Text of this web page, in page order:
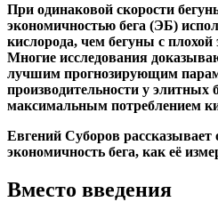
При одинаковой скорости
экономичностью бега (ЭБ)
кислорода, чем бегуны с
Многие исследования
лучшим прогнозирующим
производительности у элитных
максимальным потреблением
Евгений Суборов рассказывает
экономичность бега, как её
Вместо введения